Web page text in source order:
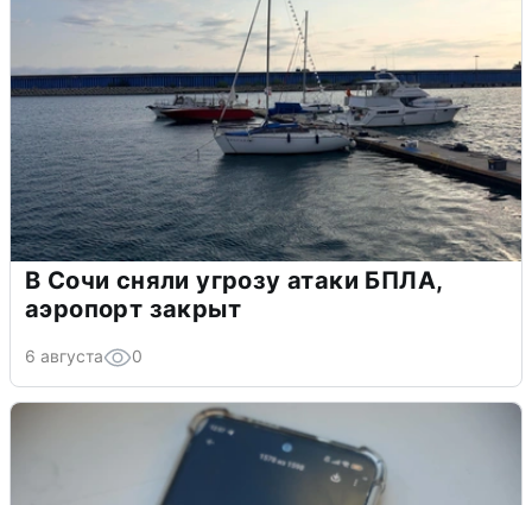
В Сочи сняли угрозу атаки БПЛА,
аэропорт закрыт
6 августа 0